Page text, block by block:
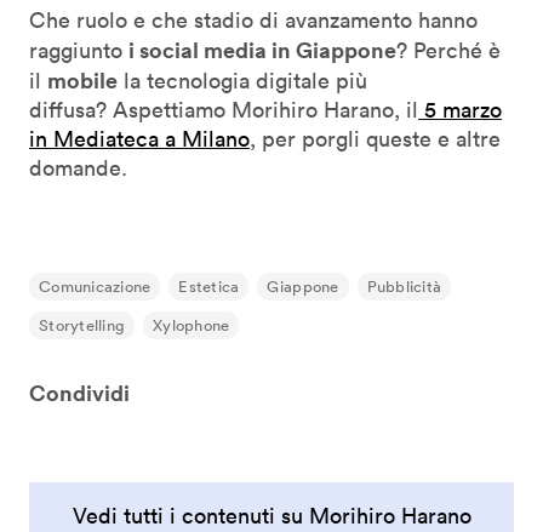
Che ruolo e che stadio di avanzamento hanno
raggiunto i social media in Giappone? Perché è
il mobile la tecnologia digitale più
diffusa? Aspettiamo Morihiro Harano, il 5 marzo
in Mediateca a Milano, per porgli queste e altre
domande.
Comunicazione Estetica Giappone
Pubblicità
Storytelling
Xylophone
Condividi
Vedi tutti i contenuti su Morihiro Harano